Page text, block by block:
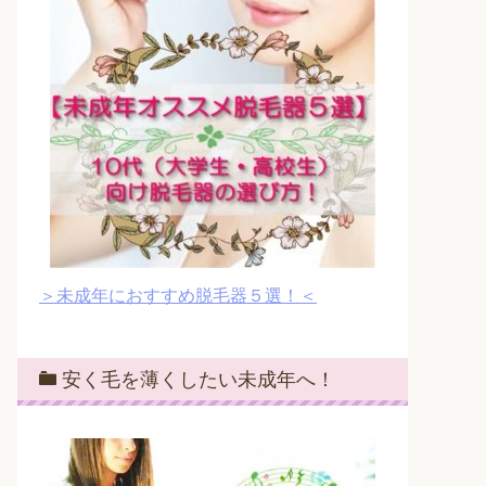
＞未成年におすすめ脱毛器５選！＜
安く毛を薄くしたい未成年へ！